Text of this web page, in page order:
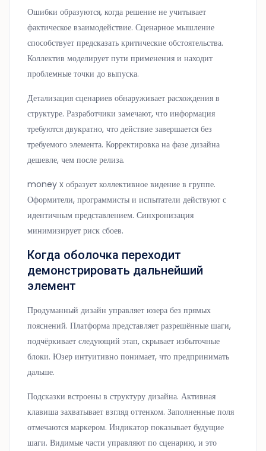
Ошибки образуются, когда решение не учитывает
фактическое взаимодействие. Сценарное мышление
способствует предсказать критические обстоятельства.
Коллектив моделирует пути применения и находит
проблемные точки до выпуска.
Детализация сценариев обнаруживает расхождения в
структуре. Разработчики замечают, что информация
требуются двукратно, что действие завершается без
требуемого элемента. Корректировка на фазе дизайна
дешевле, чем после релиза.
money x образует коллективное видение в группе.
Оформители, программисты и испытатели действуют с
идентичным представлением. Синхронизация
минимизирует риск сбоев.
Когда оболочка переходит
демонстрировать дальнейший
элемент
Продуманный дизайн управляет юзера без прямых
пояснений. Платформа представляет разрешённые шаги,
подчёркивает следующий этап, скрывает избыточные
блоки. Юзер интуитивно понимает, что предпринимать
дальше.
Подсказки встроены в структуру дизайна. Активная
клавиша захватывает взгляд оттенком. Заполненные поля
отмечаются маркером. Индикатор показывает будущие
шаги. Видимые части управляют по сценарию, и это